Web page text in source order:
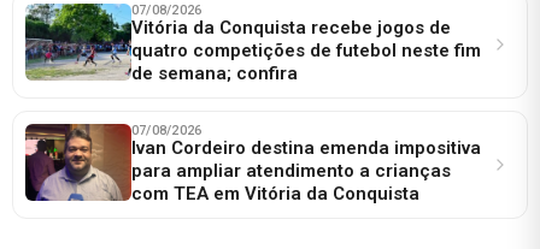
07/08/2026
Vitória da Conquista recebe jogos de
quatro competições de futebol neste fim
de semana; confira
07/08/2026
Ivan Cordeiro destina emenda impositiva
para ampliar atendimento a crianças
com TEA em Vitória da Conquista